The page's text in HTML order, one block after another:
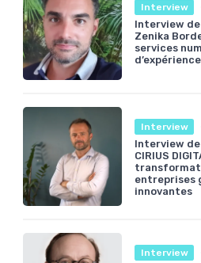
Interview
Interview
Zenika
services
Interview
Interview de
CIRIUS
entreprises
innovantes
Interview